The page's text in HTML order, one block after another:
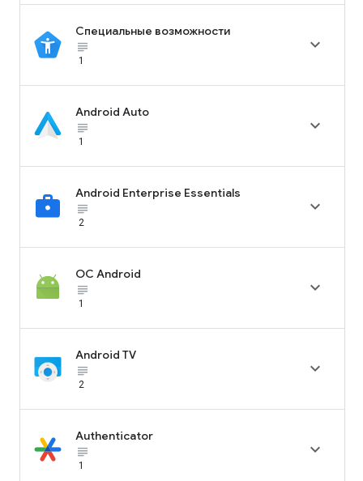
Специальные возможности
subject_black
1

Android Auto
subject_black
1

Android Enterprise Essentials
subject_black
2

ОС Android
subject_black
1

Android TV
subject_black
2

Authenticator
subject_black
1
